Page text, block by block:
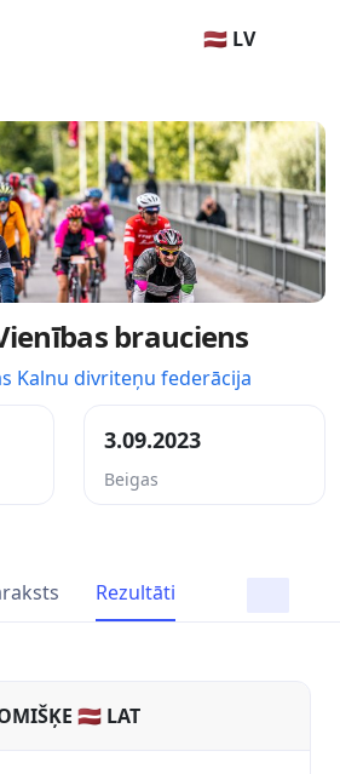
🇱🇻 LV
brauciens
Kalnu divriteņu federācija
3.09.2023
Beigas
Rezultāti
🇱🇻 LAT